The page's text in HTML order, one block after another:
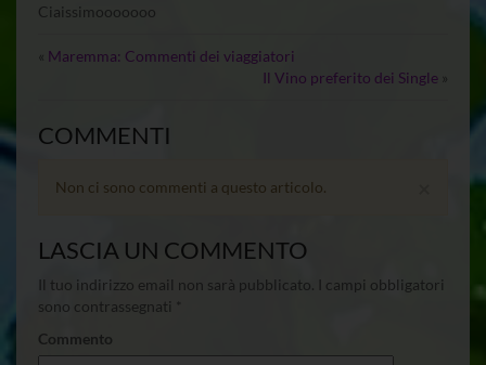
Ciaissimooooooo
« Maremma: Commenti dei viaggiatori
Il Vino preferito dei Single »
COMMENTI
Non ci sono commenti a questo articolo.
LASCIA UN COMMENTO
Il tuo indirizzo email non sarà pubblicato.
I campi obbligatori
sono contrassegnati
Commento